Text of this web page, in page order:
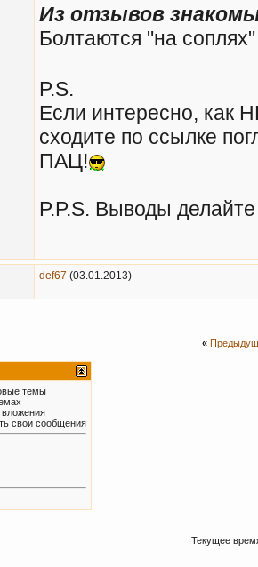
Из отзывов
Болтаются "на
P.S.
Если интересно, как
сходите по ссылке
ПАЦ!
P.P.S. Выводы
def67 (03.01.2013)
«
темы
вложения
свои сообщения
Текущее